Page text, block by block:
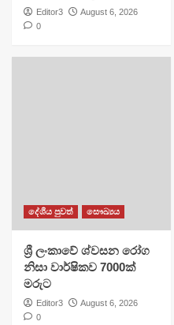
Editor3
August 6, 2026
0
දේශීය පුවත් සෞඛ්‍යය
ශ්‍රී ලංකාවේ ශ්වසන රෝග
නිසා වාර්ෂිකව 7000ක්
මරුට
Editor3
August 6, 2026
0